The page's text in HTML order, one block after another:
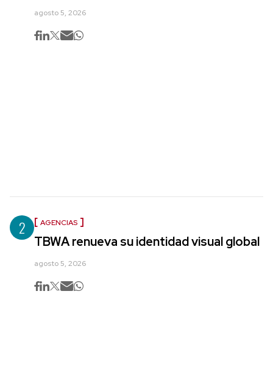
agosto 5, 2026
2 AGENCIAS
TBWA renueva su identidad visual global
agosto 5, 2026